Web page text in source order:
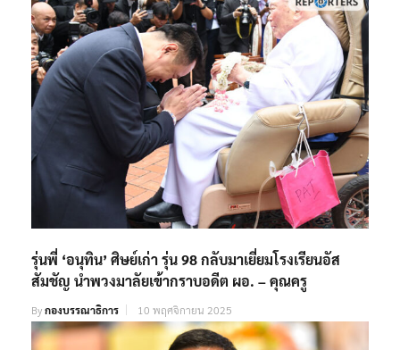
รุ่นพี่ ‘อนุทิน’ ศิษย์เก่า รุ่น 98 กลับมาเยี่ยมโรงเรียนอัส
สัมชัญ นำพวงมาลัยเข้ากราบอดีต ผอ. – คุณครู
Byกองบรรณาธิการ 10 พฤศจิกายน 2025